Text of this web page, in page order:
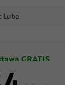
Lube
GRATIS